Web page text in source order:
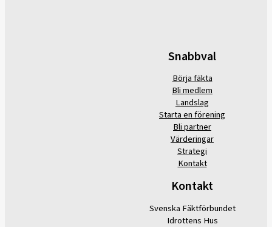
Snabbval
Börja fäkta
Bli medlem
Landslag
Starta en förening
Bli partner
Värderingar
Strategi
Kontakt
Kontakt
Svenska Fäktförbundet
Idrottens Hus